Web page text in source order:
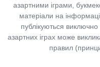
азартними іграми,
матеріали на
публікуються
азартних іграх може
правил